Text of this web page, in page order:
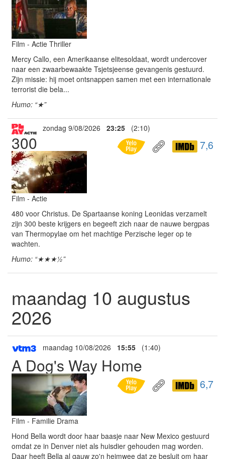
Film - Actie Thriller
Mercy Callo, een Amerikaanse elitesoldaat, wordt undercover
naar een zwaarbewaakte Tsjetsjeense gevangenis gestuurd.
Zijn missie: hij moet ontsnappen samen met een internationale
terrorist die bela...
Humo: “★”
zondag 9/08/2026 23:25 (2:10)
300 7,6
Film - Actie
480 voor Christus. De Spartaanse koning Leonidas verzamelt
zijn 300 beste krijgers en begeeft zich naar de nauwe bergpas
van Thermopylae om het machtige Perzische leger op te
wachten.
Humo: “★★★½”
maandag 10 augustus
2026
maandag 10/08/2026 15:55 (1:40)
A Dog's Way Home
6,7
Film - Familie Drama
Hond Bella wordt door haar baasje naar New Mexico gestuurd
omdat ze in Denver niet als huisdier gehouden mag worden.
Daar heeft Bella al gauw zo'n heimwee dat ze besluit om haar